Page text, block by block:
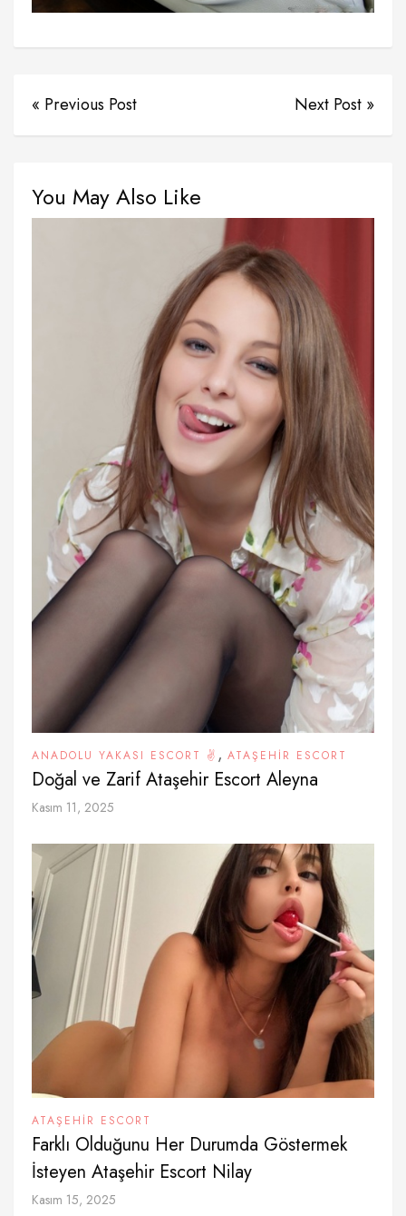
« Previous Post Next Post »
You May Also Like
ANADOLU YAKASI ESCORT ✌️ , ATAŞEHIR ESCORT
Doğal ve Zarif Ataşehir Escort Aleyna
Kasım 11, 2025
ATAŞEHIR ESCORT
Farklı Olduğunu Her Durumda Göstermek
İsteyen Ataşehir Escort Nilay
Kasım 15, 2025